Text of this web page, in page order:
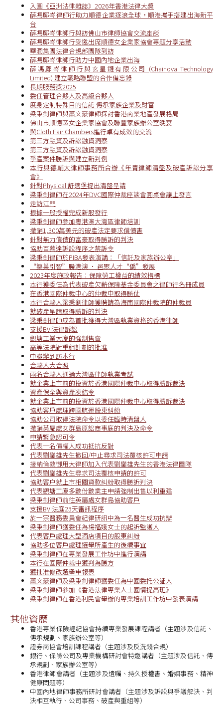
入圍《亞洲法律雜誌》2026年香港法律大獎
薛馮鄺岑律師行助力順德企業逐浪全球，順港攜手搭建出海新平
台
薛馮鄺岑律師行與訪佛山市律師協會交流座談
薛馮鄺岑律師行受邀出席順德女企業家協會專題分享活動
華潤集團法律合規部團隊到訪
薛馮鄺岑律師行助力中國內地企業出海
薛馮鄺岑律師行與玄星鏈有限公司 (Chainova Technology
Limited) 建立戰略聯盟的合作備忘錄
長期服務獎2025
委任管理合夥人及高級合夥人
度身定制特殊目的信託 傳承家族企業及財富
梁秉釗律師與蕭文豪律師探討香港商業地產發展格局
佛山市順德區女企業家協會及聯豐家族辦公室晚宴
與Cloth Fair Chambers進行卓有成效的交流
第三方融資及訴訟融資洞察
第三方融資及訴訟融資洞察
爭產案件勝訴與建立新判例
本行與德輔大律師事務所合辦《年青律師清盤及破產訴訟分享
會》
針對Physical 舒適堡提出清盤呈請
梁秉釗律師在2024年DVC國際仲裁座談會圓桌會議上發言
走訪江門
根據一般授權完成新股發行
梁秉釗律師參加粵港澳大灣區律師培訓
撤銷1,300萬美元的破產法定要求償債書
針對無力償債的富豪取得勝訴的判決
協助百慕達訴訟程序之禁訴令
梁秉釗律師於PIBA發表演講：「信託及家族辦公室」
“築巢引智”聯港澳 · 邑聚人才“僑”發展
2023年度施政報告：保障勞工權益的績效指標
本行獲委任為代表破產欠薪保障基金委員會之律師行名冊成員
在香港國際仲裁中心的仲裁中取得勝仗
本行合夥人梁秉釗律師獲聘請為海南國際仲裁院的仲裁員
就破產呈請取得勝訴的判決
梁秉釗律師成為首批獲得大灣區執業資格的香港律師
支援BVI法律訴訟
觀塘工業大廈的強制售賣
高等法院對重組計劃的批准
中聯辦到訪本行
合夥人大合照
兩名合夥人通過大灣區律師執業考試
就企業上市前的投資於香港國際仲裁中心取得勝訴裁決
資產保全與資產凍結令
就企業上市前的投資於香港國際仲裁中心取得勝訴裁決
協助客戶處理跨國航運股東糾紛
協助公司取得法院命令以委任臨時清盤人
撤銷英屬處女群島原訟商事庭的判決及命令
申請緊急認可令
代表一名債權人成功抵抗反對
代表劉鑾雄先生撤回/中止尋求司法覆核許可申請
接納倫敦御用大律師加入代表劉鑾雄先生的香港法律團隊
代表劉鑾雄先生尋求司法覆核申請的許可
協助客户就上市相關貸款糾紛取得勝訴判決
代表觀塘工廈多數份數業主申請強制出售以利重建
梁秉釗律師前往英屬處女群島協助客戶
支援BVI法庭23天審訊程序
於一宗醫務委員會紀律研訊中為一名醫生成功抗辯
梁秉釗律師獲委任為楊福娥女士的起訴監護人
代表客戶處理大型酒店項目的股東糾紛
協助多位客戶處理選舉所產生的後續事宜
梁秉釗律師在專業發展工作坊中進行演講
本行在國際仲裁中獲判為勝方
獲批准修改選舉申報表
蕭文豪律師及梁秉釗律師獲委任為中國委托公証人
梁秉釗律師參加《香港法律專業人士國情提高班》
梁秉釗律師在香港利民會舉辦的專業培訓工作坊中發表演講
其他資歷
香港專業保險經紀協會持續專業發展課程講者（主題涉及信託、
傳承規劃、家族辦公室等）
證券商協會培訓課程講者（主題涉及反洗錢合規）
銀行、保險公司及專業機構研討會特邀講者（主題涉及信託、傳
承規劃、家族辦公室等）
香港律師會講者（主題涉及遺囑、持久授權書、婚姻事務、精神
健康問題等）
中國內地律師事務所研討會講者（主題涉及訴訟與爭議解決、判
決相互執行、公司事務、破產與重組等）